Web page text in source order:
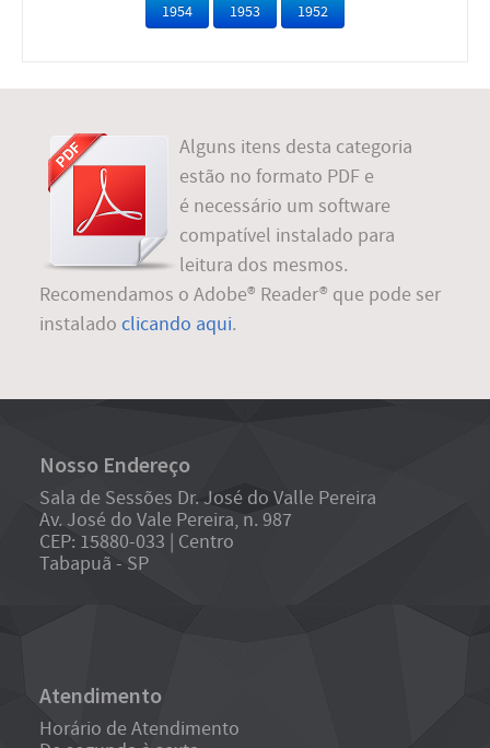
1954
1953 1952
Alguns itens desta categoria
estão no formato PDF e
é necessário um software
compatível instalado para
leitura dos mesmos.
Recomendamos o Adobe® Reader® que pode ser
instaladoclicando aqui.
Nosso Endereço
Sala de Sessões Dr. José do Valle Pereira
Av. José do Vale Pereira, n. 987
CEP: 15880-033 | Centro
Tabapuã - SP
Atendimento
Horário de Atendimento